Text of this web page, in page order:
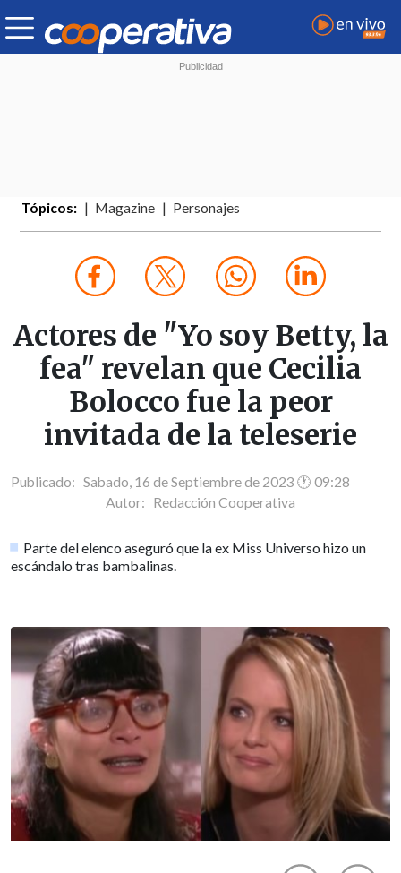
Tópicos: Magazine Personajes
Actores de "Yo soy Betty, la
fea" revelan que Cecilia
Bolocco fue la peor
invitada de la teleserie
Publicado: Sabado, 16 de Septiembre de 2023 🕐 09:28
Autor: Redacción Cooperativa
Parte del elenco aseguró que la ex Miss Universo hizo un
escándalo tras bambalinas.